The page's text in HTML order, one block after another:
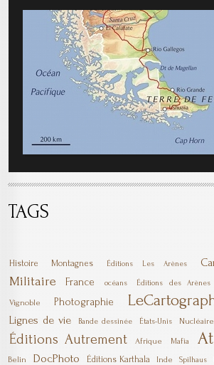
TAGS
Histoire Montagnes Éditions Les Arènes
Militaire France océans Éditions des Arènes
Vignoble Photographie
Lignes de vie Bande dessinée États-Unis Nucléaire
Éditions Autrement Afrique Mafia
Belin
DocPhoto Éditions Karthala Inde Spilhaus